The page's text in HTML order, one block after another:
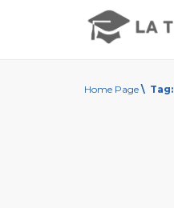
Home Page \ Tag: